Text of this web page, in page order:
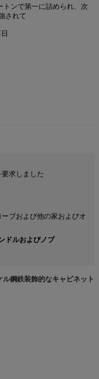
トンで第一に詰められ、次
されて
求しました
ブおよび他の家およびオ
ドルおよびノブ
鋼鉄装飾的なキャビネット